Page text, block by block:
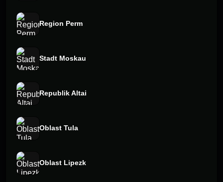
Region Perm
Stadt Moskau
Republik Altai
Oblast Tula
Oblast Lipezk